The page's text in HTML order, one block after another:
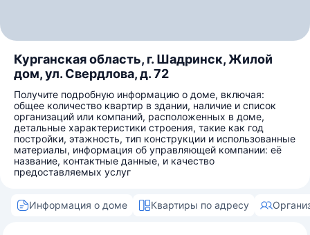
Курганская область, г. Шадринск, Жилой
дом, ул. Свердлова, д. 72
Получите подробную информацию о доме, включая:
общее количество квартир в здании, наличие и список
организаций или компаний, расположенных в доме,
детальные характеристики строения, такие как год
постройки, этажность, тип конструкции и использованные
материалы, информация об управляющей компании: её
название, контактные данные, и качество
предоставляемых услуг
Информация о доме Квартиры по адресу